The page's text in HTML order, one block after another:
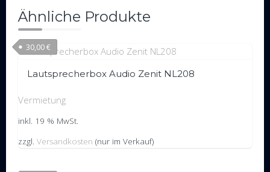
Ähnliche Produkte
Lautsprecherbox Audio Zenit NL208
30,00€
Vermietung
inkl. 19 % MwSt.
zzgl. Versandkosten (nur im Verkauf)